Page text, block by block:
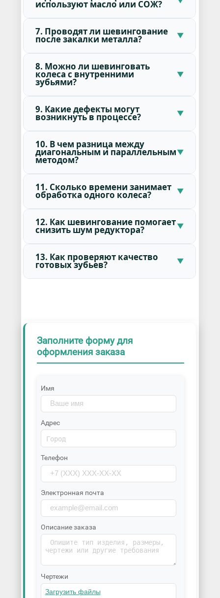
используют масло или СОЖ?
7. Проводят ли шевингование
после закалки металла?
8. Можно ли шевинговать
колеса с внутренними
зубьями?
9. Какие дефекты могут
возникнуть в процессе?
10. В чем разница между
диагональным и параллельным
методом?
11. Сколько времени занимает
обработка одного колеса?
12. Как шевингование помогает
снизить шум редуктора?
13. Как проверяют качество
готовых зубьев?
Заполните форму для
оформления заказа
Имя
Адрес
Телефон
Электронная почта
Описание заказа
Чертежи